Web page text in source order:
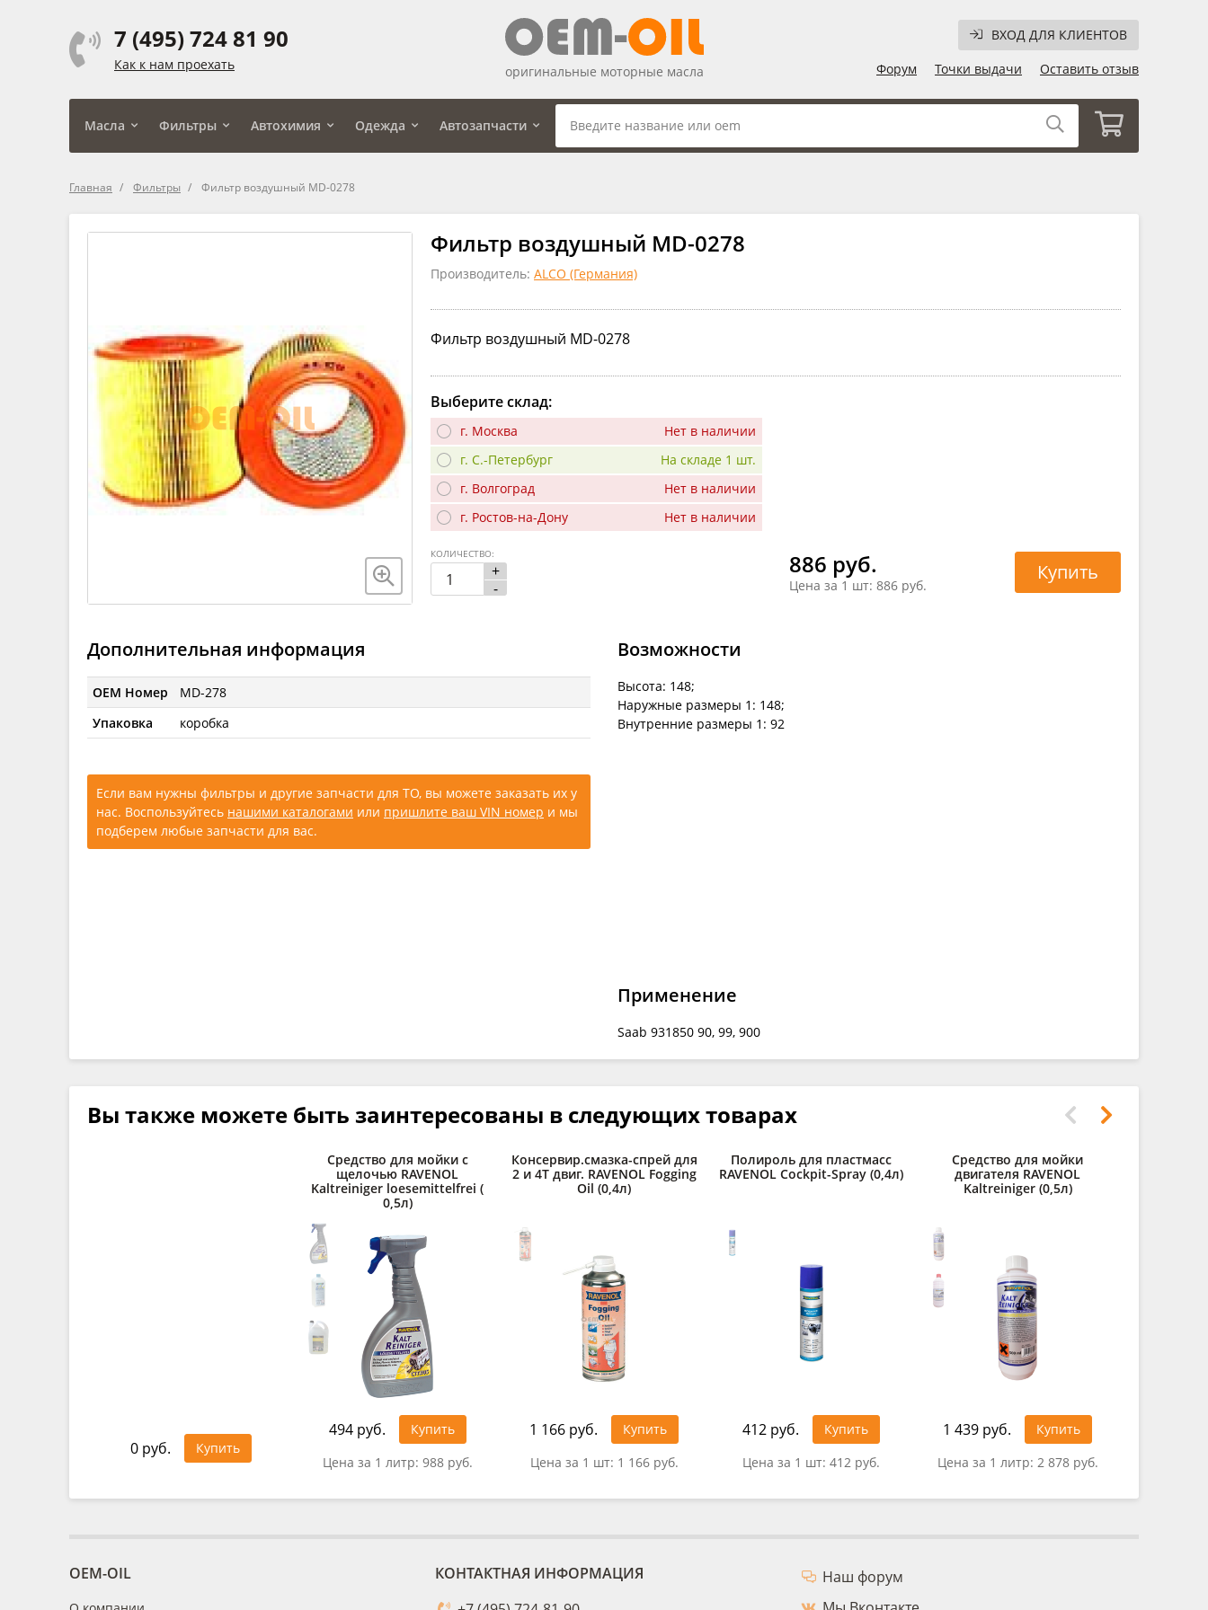
7 (495) 724 81 90
Как к нам проехать
ВХОД ДЛЯ КЛИЕНТОВ
Форум
Точки выдачи Оставить отзыв
оригинальные моторные масла
Масла Фильтры Автохимия Одежда Автозапчасти
Главная Фильтры Фильтр воздушный MD-0278
Фильтр воздушный MD-0278
Производитель: ALCO (Германия)
Фильтр воздушный MD-0278
Выберите склад:
г. Москва
Нет в наличии
г. С.-Петербург
На складе 1 шт.
г. Волгоград
Нет в наличии
г. Ростов-на-Дону
Нет в наличии
886 руб.
Цена за 1 шт: 886 руб.
+
-
КОЛИЧЕСТВО:
Купить
Дополнительная информация
OEM Номер
MD-278
Упаковка
коробка
Если вам нужны фильтры и другие запчасти для ТО, вы можете заказать их у
нас. Воспользуйтесь нашими каталогами или пришлите ваш VIN номер и мы
подберем любые запчасти для вас.
Возможности
Высота: 148;
Наружные размеры 1: 148;
Внутренние размеры 1: 92
Применение
Saab 931850 90, 99, 900
Вы также можете быть заинтересованы в следующих товарах
0 руб. Купить
Средство для мойки с
щелочью RAVENOL
Kaltreiniger loesemittelfrei (
0,5л)
494 руб.
Купить
Цена за 1 литр: 988 руб.
Консервир.смазка-спрей для
2 и 4Т двиг. RAVENOL Fogging
Oil (0,4л)
1 166 руб.
Купить
Цена за 1 шт: 1 166 руб.
Полироль для пластмасс
RAVENOL Cockpit-Spray (0,4л)
412 руб.
Купить
Цена за 1 шт: 412 руб.
Средство для мойки
двигателя RAVENOL
Kaltreiniger (0,5л)
1 439 руб.
Купить
Цена за 1 литр: 2 878 руб.
OEM-OIL
КОНТАКТНАЯ ИНФОРМАЦИЯ
Наш форум